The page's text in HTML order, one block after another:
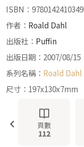
ISBN：9780142410349
作者： Roald Dahl
出版社： Puffin
出版日期：2007/08/15
系列名稱： Roald Dahl
尺寸：197x130x7mm
頁數
112